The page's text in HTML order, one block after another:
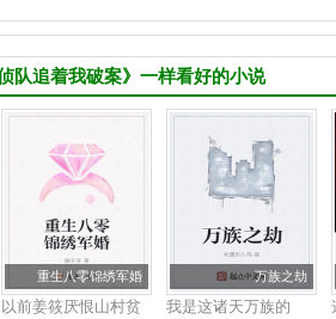
队追着我破案》一样看好的小说
重生八零锦绣军婚
以前姜筱厌恨山村贫
万族之劫
我是这诸天万族的